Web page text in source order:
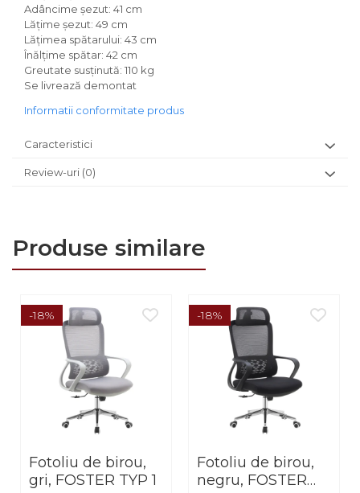
Adâncime şezut: 41 cm
Lăţime şezut: 49 cm
Lăţimea spătarului: 43 cm
Înălţime spătar: 42 cm
Greutate susţinută: 110 kg
Se livrează demontat
Informatii conformitate produs
Caracteristici
Review-uri (0)
Produse similare
-18%
Fotoliu de birou,
gri, FOSTER TYP 1
-18%
Fotoliu de birou,
negru, FOSTER